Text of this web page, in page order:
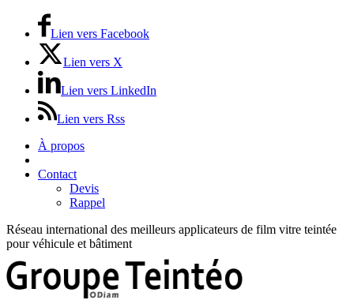
Lien vers Facebook
Lien vers X
Lien vers LinkedIn
Lien vers Rss
À propos
Contact
Devis
Rappel
Réseau international des meilleurs applicateurs de film vitre teintée
pour véhicule et bâtiment